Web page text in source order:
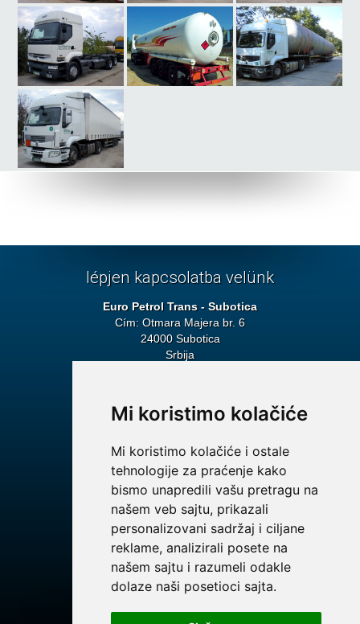
Mi koristimo kolačiće
Mi koristimo kolačiće i ostale
tehnologije za praćenje kako
bismo unapredili vašu pretragu na
našem veb sajtu, prikazali
personalizovani sadržaj i ciljane
reklame, analizirali posete na
našem sajtu i razumeli odakle
dolaze naši posetioci sajta.
lépjen kapcsolatba velünk
Euro Petrol Trans - Subotica
Cím: Otmara Majera br. 6
24000 Subotica
Srbija
Fax: + 381 24 552 272
E-mail:info@euro-petroltrans.com
Tagja a Lion Group